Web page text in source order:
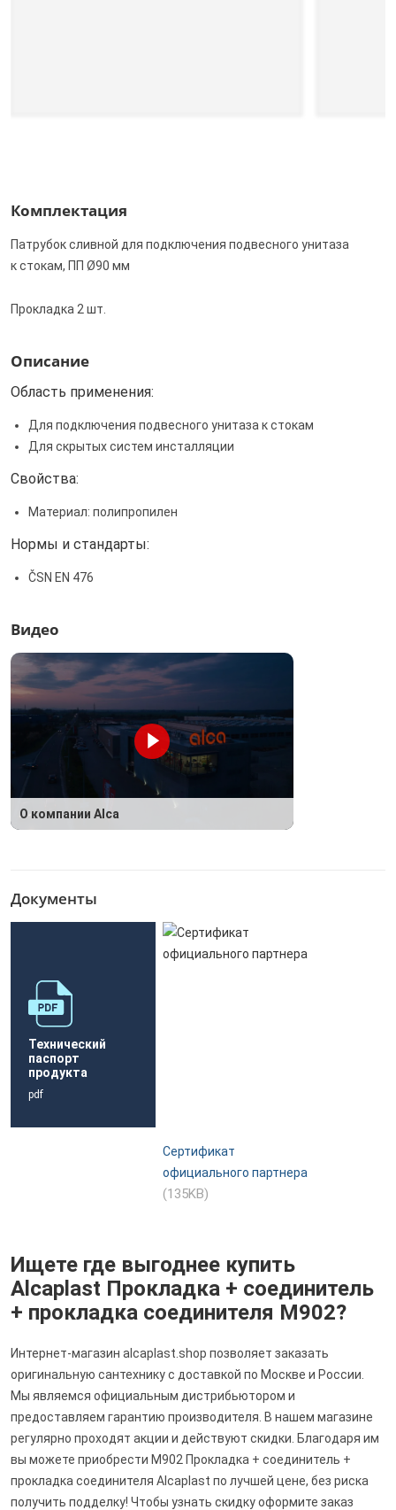
Комплектация
Патрубок сливной для подключения подвесного унитаза
к стокам, ПП Ø90 мм
Прокладка 2 шт.
Описание
Область применения:
Для подключения подвесного унитаза к стокам
Для скрытых систем инсталляции
Свойства:
Материал: полипропилен
Нормы и стандарты:
ČSN EN 476
Видео
О компании Alca
Документы
Технический
паспорт
продукта
pdf
Сертификат
официального партнера
(135KB)
Ищете где выгоднее купить
Alcaplast Прокладка + соединитель
+ прокладка соединителя M902?
Интернет-магазин alcaplast.shop позволяет заказать
оригинальную сантехнику с доставкой по Москве и России.
Мы являемся официальным дистрибьютором и
предоставляем гарантию производителя. В нашем магазине
регулярно проходят акции и действуют скидки. Благодаря им
вы можете приобрести M902 Прокладка + соединитель +
прокладка соединителя Alcaplast по лучшей цене, без риска
получить подделку! Чтобы узнать скидку оформите заказ